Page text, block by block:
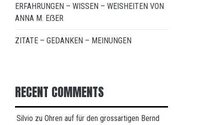
ERFAHRUNGEN – WISSEN – WEISHEITEN VON
ANNA M. EẞER
ZITATE – GEDANKEN – MEINUNGEN
RECENT COMMENTS
Silvio zu Ohren auf für den grossartigen Bernd